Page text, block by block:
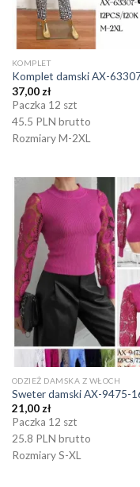
KOMPLET
Komplet damski AX-
37,00 zł
Paczka 12 szt
45.5 PLN brutto
Rozmiary M-2XL
ODZIEŻ DAMSKA Z WŁOCH
Sweter damski AX-9475-
21,00zł
Paczka 12 szt
25.8 PLN brutto
Rozmiary S-XL